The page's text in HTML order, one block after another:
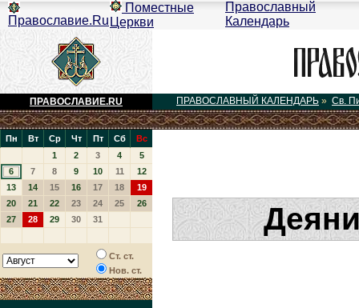
Православие.Ru
Поместные
Церкви
Православный
Календарь
ПРАВОСЛАВИЕ.RU ПРАВОСЛАВНЫЙ КАЛЕНДАРЬ » Св.
Пн Вт Ср Чт Пт Сб
Вс
1
2 3 4
5
6
7 8 9 10 11
12
13
14 15 16 17 18
19
20
21 22 23 24 25
26
27
28 29 30 31
Ст. ст.
Нов. ст.